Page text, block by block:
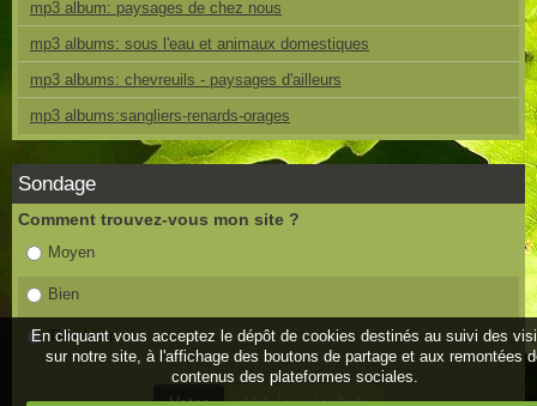
mp3 album: paysages de chez nous
mp3 albums: sous l'eau et animaux domestiques
mp3 albums: chevreuils - paysages d'ailleurs
mp3 albums:sangliers-renards-orages
Sondage
Comment trouvez-vous mon site ?
Moyen
Bien
Très bien
En cliquant vous acceptez le dépôt de cookies destinés au suivi des
sur notre site, à l'affichage des boutons de partage et aux remontées
contenus des plateformes sociales.